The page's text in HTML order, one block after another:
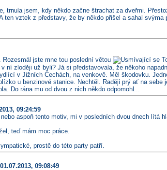
trnula jsem, kdy někdo začne štrachat za dveřmi.
ten vztek z představy, že by někdo přišel a sahal
Rozesmál jste mne tou poslední větou
ní zloději už byli? Já si představovala, že někoho
v Jižních Čechách, na venkově. Měl škodovku.
u benzinové stanice. Nechtěl. Raději prý ať na
Do rána mu od dvou z nich někdo odpomohl...
09:24:59
aspoň tento motiv, mi v posledních dvou dnech lítá
teď mám moc práce.
prostě do této party patří.
01.07.2013, 09:08:49